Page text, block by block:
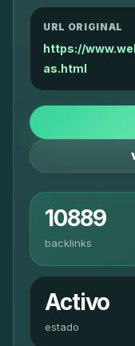
URL ORIGINAL
https://
as.html
10889
backlinks
Activo
estado